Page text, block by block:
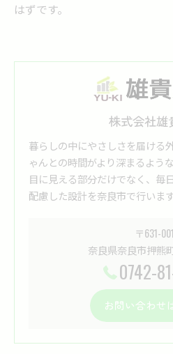
はずです。
株式会社雄
暮らしの中にやさしさを届ける
ゃんとの時間がより深まるよう
目に見える部分だけでなく、毎
配慮した設計を奈良市で行います
〒631-
奈良県奈良市押熊
0742-
お問い合わせ